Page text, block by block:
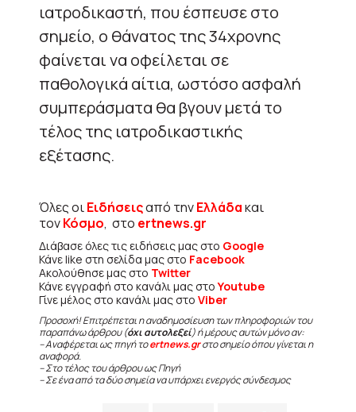
ιατροδικαστή, που έσπευσε στο
σημείο, ο θάνατος της 34χρονης
φαίνεται να οφείλεται σε
παθολογικά αίτια, ωστόσο ασφαλή
συμπεράσματα θα βγουν μετά το
τέλος της ιατροδικαστικής
εξέτασης.
Όλες οιΕιδήσειςαπό τηνΕλλάδακαι
τονΚόσμο, στο ertnews.gr
Διάβασε όλες τις ειδήσεις μας στο Google
Κάνε like στη σελίδα μας στο Facebook
Ακολούθησε μας στο Twitter
Κάνε εγγραφή στο κανάλι μας στοYoutube
Γίνε μέλος στο κανάλι μας στο Viber
Προσοχή! Επιτρέπεται η αναδημοσίευση των πληροφοριών του
παραπάνω άρθρου (όχι αυτολεξεί) ή μέρους αυτών μόνο αν:
– Αναφέρεται ως πηγή τοertnews.grστο σημείο όπου γίνεται η
αναφορά.
– Στο τέλος του άρθρου ως Πηγή
– Σε ένα από τα δύο σημεία να υπάρχει ενεργός σύνδεσμος